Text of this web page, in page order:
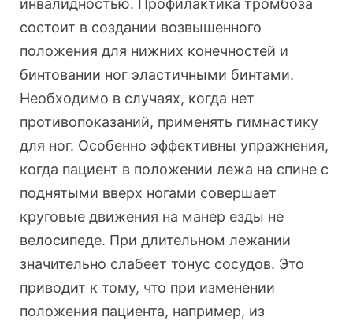
инвалидностью. Профилактика тромбоза
состоит в создании возвышенного
положения для нижних конечностей и
бинтовании ног эластичными бинтами.
Необходимо в случаях, когда нет
противопоказаний, применять гимнастику
для ног. Особенно эффективны упражнения,
когда пациент в положении лежа на спине с
поднятыми вверх ногами совершает
круговые движения на манер езды не
велосипеде. При длительном лежании
значительно слабеет тонус сосудов. Это
приводит к тому, что при изменении
положения пациента, например, из